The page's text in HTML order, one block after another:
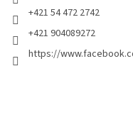
+421 54 472 2742
+421 904089272
https://